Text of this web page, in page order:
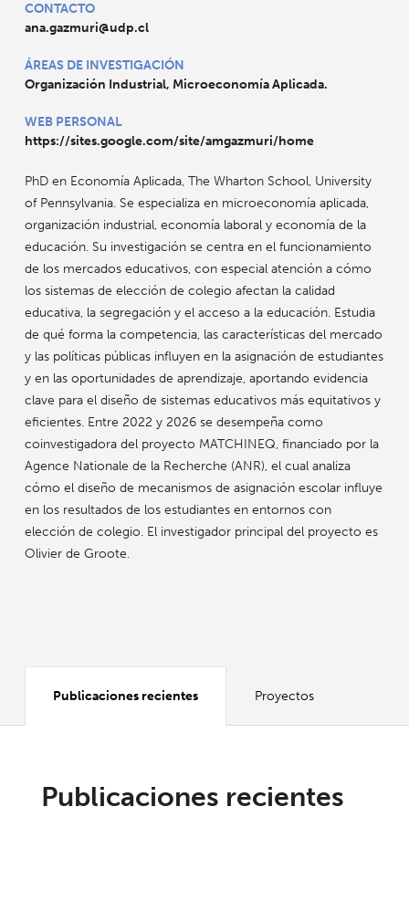
CONTACTO
ana.gazmuri@udp.cl
ÁREAS DE INVESTIGACIÓN
Organización Industrial, Microeconomía Aplicada.
WEB PERSONAL
https://sites.google.com/site/amgazmuri/home
PhD en Economía Aplicada, The Wharton School, University
of Pennsylvania. Se especializa en microeconomía aplicada,
organización industrial, economía laboral y economía de la
educación. Su investigación se centra en el funcionamiento
de los mercados educativos, con especial atención a cómo
los sistemas de elección de colegio afectan la calidad
educativa, la segregación y el acceso a la educación. Estudia
de qué forma la competencia, las características del mercado
y las políticas públicas influyen en la asignación de estudiantes
y en las oportunidades de aprendizaje, aportando evidencia
clave para el diseño de sistemas educativos más equitativos y
eficientes. Entre 2022 y 2026 se desempeña como
coinvestigadora del proyecto MATCHINEQ, financiado por la
Agence Nationale de la Recherche (ANR), el cual analiza
cómo el diseño de mecanismos de asignación escolar influye
en los resultados de los estudiantes en entornos con
elección de colegio. El investigador principal del proyecto es
Olivier de Groote.
Publicaciones recientes Proyectos
Publicaciones recientes